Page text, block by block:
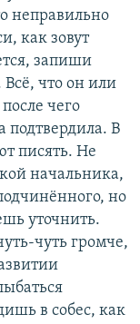
неправильно
как зовут
запиши
что он или
чего
подтвердила. В
писять. Не
начальника,
но
уточнить.
чуть громче,
в собес, как